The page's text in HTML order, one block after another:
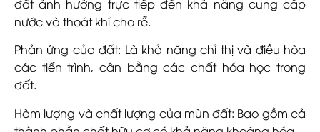
đất ảnh hưởng trực tiếp đến khả năng cung cấp
nước và thoát khí cho rễ.
Phản ứng của đất: Là khả năng chỉ thị và điều hòa
các tiến trình, cân bằng các chất hóa học trong
đất.
Hàm lượng và chất lượng của mùn đất: Bao gồm cả